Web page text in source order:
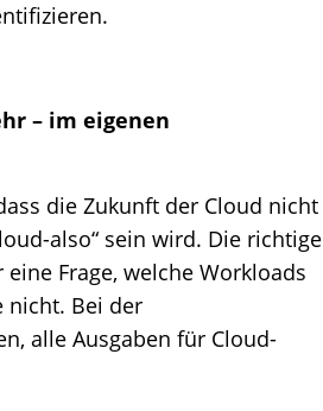
– im eigenen
die Zukunft der Cloud nicht
also“ sein wird. Die richtige
Frage, welche Workloads
nicht. Bei der
alle Ausgaben für Cloud-